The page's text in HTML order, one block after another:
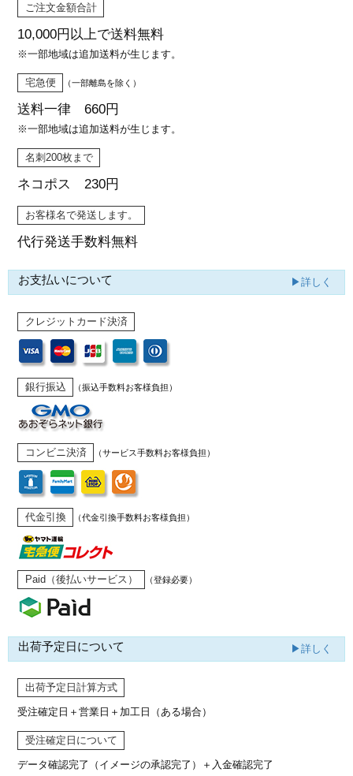
ご注文金額合計
10,000円以上で送料無料
※一部地域は追加送料が生じます。
宅急便 （一部離島を除く）
送料一律 660円
※一部地域は追加送料が生じます。
名刺200枚まで
ネコポス 230円
お客様名で発送します。
代行発送手数料無料
お支払いについて ▶詳しく
クレジットカード決済
銀行振込 （振込手数料お客様負担）
コンビニ決済 （サービス手数料お客様負担）
代金引換 （代金引換手数料お客様負担）
Paid（後払いサービス） （登録必要）
出荷予定日について ▶詳しく
出荷予定日計算方式
受注確定日＋営業日＋加工日（ある場合）
受注確定日について
データ確認完了（イメージの承認完了） ＋入金確認完了